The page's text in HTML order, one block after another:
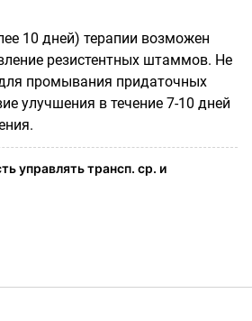
10 дней) терапии возможен
резистентных штаммов. Не
промывания придаточных
улучшения в течение 7-10 дней
управлять трансп. ср. и